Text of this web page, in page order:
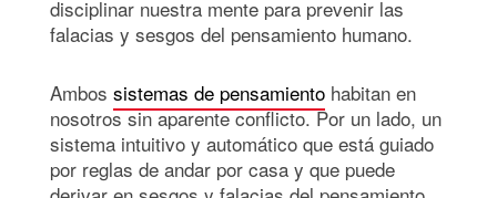
disciplinar nuestra mente para prevenir las
falacias y sesgos del pensamiento humano.
Ambos sistemas de pensamiento habitan en
nosotros sin aparente conflicto. Por un lado, un
sistema intuitivo y automático que está guiado
por reglas de andar por casa y que puede